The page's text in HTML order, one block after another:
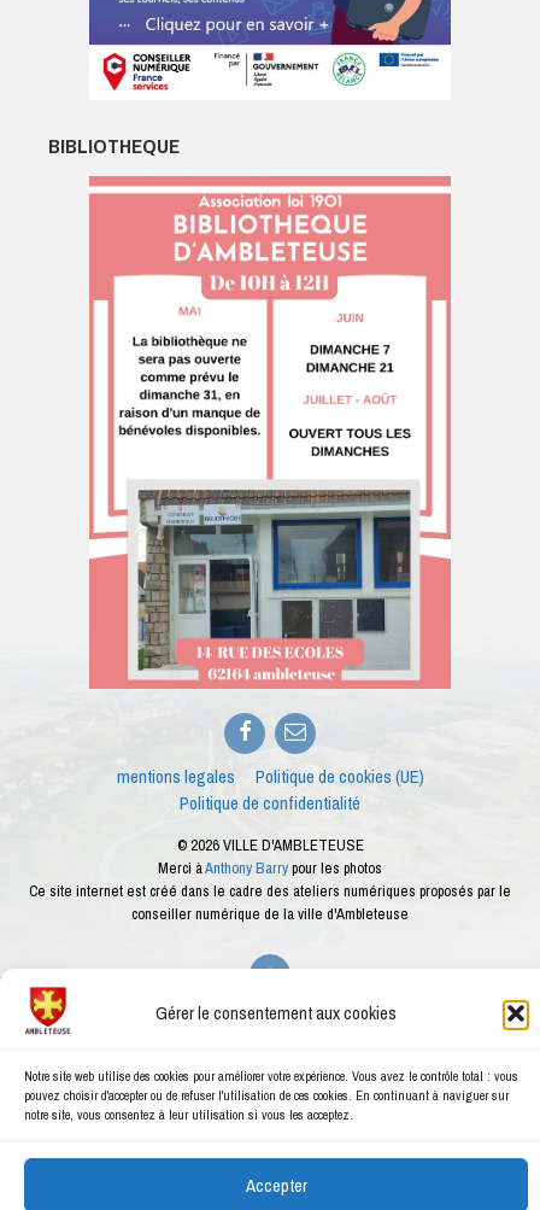
Gérer le consentement aux cookies
Notre site web utilise des cookies pour améliorer votre expérience. Vous avez le contrôle total : vous
pouvez choisir d'accepter ou de refuser l'utilisation de ces cookies. En continuant à naviguer sur
notre site, vous consentez à leur utilisation si vous les acceptez.
Accepter
BIBLIOTHEQUE
Facebook
E-
mail
mentions legales
Politique de cookies (UE)
Politique de confidentialité
© 2026 VILLE D'AMBLETEUSE
Merci àAnthony Barrypour les photos
Ce site internet est créé dans le cadre des ateliers numériques proposés par le
conseiller numérique de la ville d'Ambleteuse